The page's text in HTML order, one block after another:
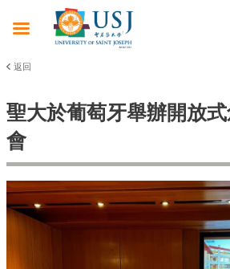
返回
聖大於葡萄牙舉辦開放
會